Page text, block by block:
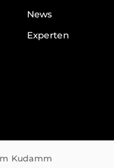
News
Experten
Kudamm